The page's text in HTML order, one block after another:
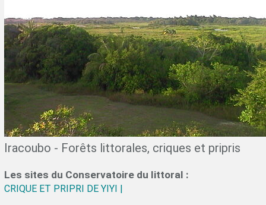
Iracoubo - Forêts littorales, criques et pripris
Les sites du Conservatoire du littoral :
CRIQUE ET PRIPRI DE YIYI |